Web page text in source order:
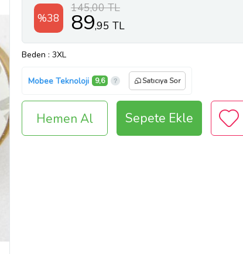
%38
145,00 TL
89,95 TL
Beden : 3XL
Mobee Teknoloji 9,6 Satıcıya Sor
Hemen Al Sepete Ekle